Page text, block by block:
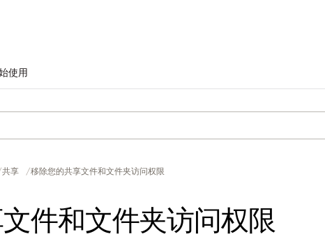
使用
共享 移除您的共享文件和文件夹访问权限
件和文件夹访问权限